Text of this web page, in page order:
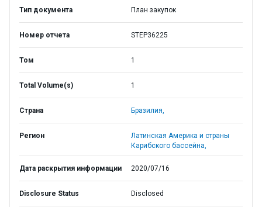
Тип документа План закупок
Номер отчета STEP36225
Том 1
Total Volume(s) 1
Страна Бразилия,
Регион
Латинская Америка и страны
Карибского бассейна,
Дата раскрытия информации 2020/07/16
Disclosure Status Disclosed